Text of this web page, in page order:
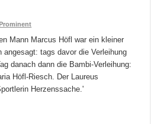
Mann Marcus Höfl war ein kleiner
angesagt: tags davor die Verleihung
danach dann die Bambi-Verleihung:
Höfl-Riesch. Der Laureus
Herzenssache.'